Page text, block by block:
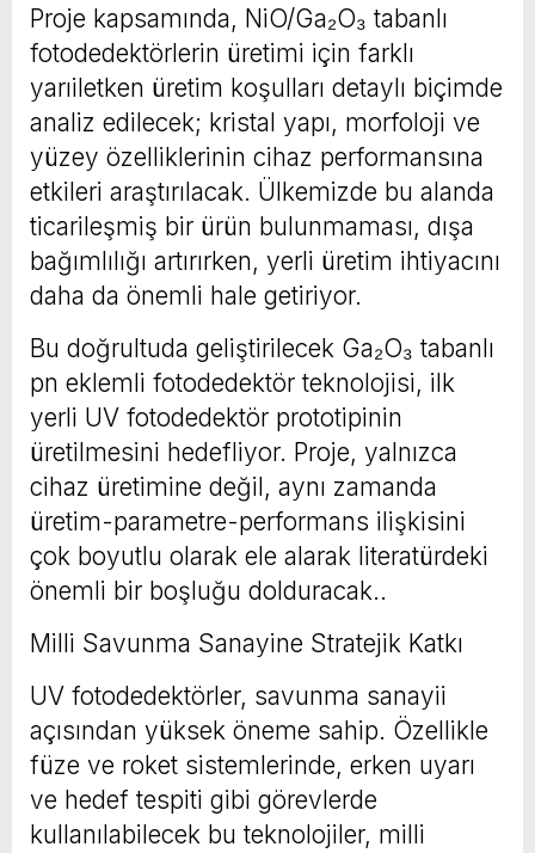
Proje kapsamında, NiO/Ga₂O₃ tabanlı
fotodedektörlerin üretimi için farklı
yarıiletken üretim koşulları detaylı biçimde
analiz edilecek; kristal yapı, morfoloji ve
yüzey özelliklerinin cihaz performansına
etkileri araştırılacak. Ülkemizde bu alanda
ticarileşmiş bir ürün bulunmaması, dışa
bağımlılığı artırırken, yerli üretim ihtiyacını
daha da önemli hale getiriyor.
Bu doğrultuda geliştirilecek Ga₂O₃ tabanlı
pn eklemli fotodedektör teknolojisi, ilk
yerli UV fotodedektör prototipinin
üretilmesini hedefliyor. Proje, yalnızca
cihaz üretimine değil, aynı zamanda
üretim-parametre-performans ilişkisini
çok boyutlu olarak ele alarak literatürdeki
önemli bir boşluğu dolduracak..
Milli Savunma Sanayine Stratejik Katkı
UV fotodedektörler, savunma sanayii
açısından yüksek öneme sahip. Özellikle
füze ve roket sistemlerinde, erken uyarı
ve hedef tespiti gibi görevlerde
kullanılabilecek bu teknolojiler, milli